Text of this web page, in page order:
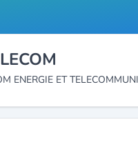
ENERGIE ET